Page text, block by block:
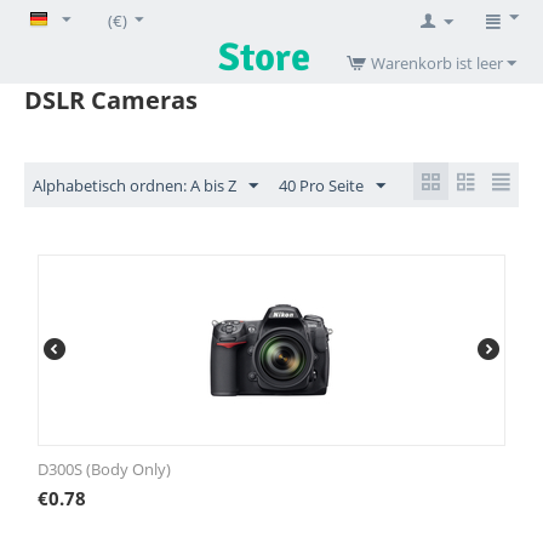
(€)
Warenkorb ist leer
DSLR Cameras
Alphabetisch ordnen: A bis Z 40 Pro Seite
D300S (Body Only)
€0.78